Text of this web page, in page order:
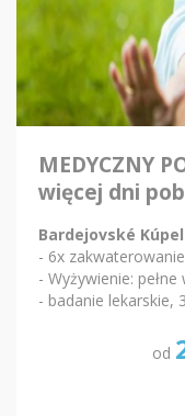
MEDYCZNY
więcej dni
Bardejovské
- 6x zakwaterowanie
- Wyżywienie: pełne
- badanie lekarskie,
od